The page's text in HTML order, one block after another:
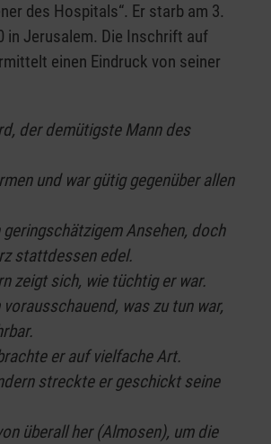
des Hospitals“. Er starb am 3.
in Jerusalem. Die Inschrift auf
einen Eindruck von seiner
der demütigste Mann des
und war gütig gegenüber allen
Ansehen, doch
stattdessen edel.
zeigt sich, wie tüchtig er war.
was zu tun war,
er auf vielfache Art.
streckte er geschickt seine
überall her (Almosen), um die